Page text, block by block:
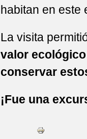
habitan en este
La visita
valor
conservar
¡Fue una